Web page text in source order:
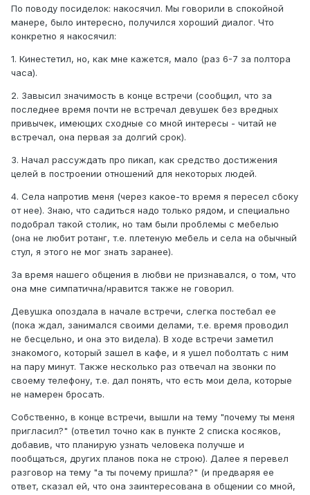
По поводу посиделок: накосячил. Мы говорили в спокойной
манере, было интересно, получился хороший диалог. Что
конкретно я накосячил:
1. Кинестетил, но, как мне кажется, мало (раз 6-7 за полтора
часа).
2. Завысил значимость в конце встречи (сообщил, что за
последнее время почти не встречал девушек без вредных
привычек, имеющих сходные со мной интересы - читай не
встречал, она первая за долгий срок).
3. Начал рассуждать про пикап, как средство достижения
целей в построении отношений для некоторых людей.
4. Села напротив меня (через какое-то время я пересел сбоку
от нее). Знаю, что садиться надо только рядом, и специально
подобрал такой столик, но там были проблемы с мебелью
(она не любит ротанг, т.е. плетеную мебель и села на обычный
стул, я этого не мог знать заранее).
За время нашего общения в любви не признавался, о том, что
она мне симпатична/нравится также не говорил.
Девушка опоздала в начале встречи, слегка постебал ее
(пока ждал, занимался своими делами, т.е. время проводил
не бесцельно, и она это видела). В ходе встречи заметил
знакомого, который зашел в кафе, и я ушел поболтать с ним
на пару минут. Также несколько раз отвечал на звонки по
своему телефону, т.е. дал понять, что есть мои дела, которые
не намерен бросать.
Собственно, в конце встречи, вышли на тему "почему ты меня
пригласил?" (ответил точно как в пункте 2 списка косяков,
добавив, что планирую узнать человека получше и
пообщаться, других планов пока не строю). Далее я перевел
разговор на тему "а ты почему пришла?" (и предваряя ее
ответ, сказал ей, что она заинтересована в общении со мной,